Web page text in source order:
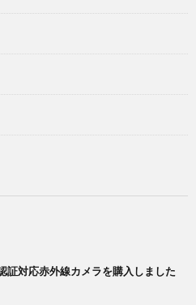
対応赤外線カメラを購入しました